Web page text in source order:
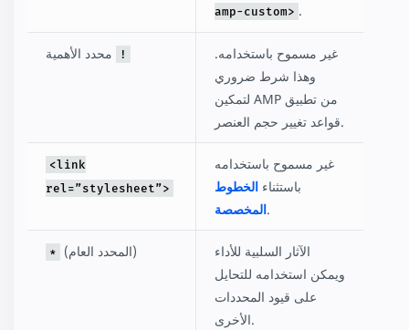
amp-custom> .
!
غير مسموح باستخدامه.
وهذا شرط ضروري
لتمكين AMP من تطبيق
قواعد تغيير حجم العنصر.
<link
rel=”stylesheet”>
غير مسموح باستخدامه
باستثناء الخطوط
المخصصة.
* (المحدد العام)
الآثار السلبية للأداء
ويمكن استخدامه للتحايل
على قيود المحددات
الأخرى.